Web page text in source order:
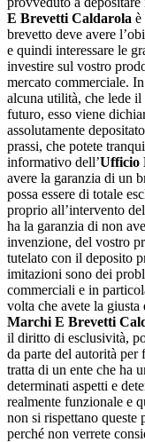
E Brevetti Caldarola è
brevetto deve avere
e quindi interessare le
investire sul vostro
mercato commerciale.
alcuna utilità, che lede il
futuro, esso viene
assolutamente
prassi, che potete
informativo dell’Ufficio
avere la garanzia di un
possa essere di totale
proprio all’intervento
ha la garanzia di non
invenzione, del vostro
tutelato con il deposito
imitazioni sono dei
commerciali e in
volta che avete la giusta
Marchi E Brevetti
il diritto di esclusività,
da parte del autorità
tratta di un ente che ha
determinati aspetti e
realmente funzionale e
non si rispettano queste
perché non verrete